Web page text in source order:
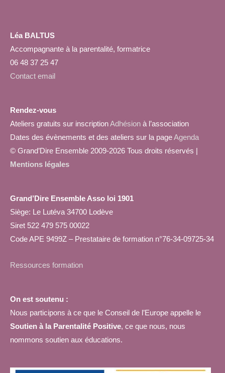
Léa BALTUS
Accompagnante à la parentalité, formatrice
06 48 37 25 47
Contact email
Rendez-vous
Ateliers gratuits sur inscriptionAdhésion à l’association
Dates des évènements et des ateliers sur la pageAgenda
© Grand’Dire Ensemble 2009-2026 Tous droits réservés |
Mentions légales
Grand’Dire Ensemble Asso loi 1901
Siège: Le Lutéva 34700 Lodève
Siret 522 479 575 00022
Code APE 9499Z – Prestataire de formation n°76-34-09725-34
Ressources formation
On est soutenu :
Nous participons à ce que le Conseil de l’Europe appelle le
Soutien à la Parentalité Positive, ce que nous, nous
nommons soutien aux éducations.